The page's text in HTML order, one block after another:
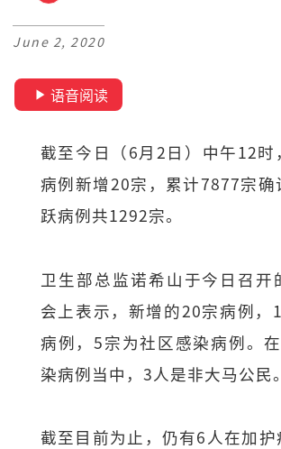
June 2, 2020
语音阅读
截至今日（6月2日）中午12时
病例新增20宗，累计7877宗确
跃病例共1292宗。
卫生部总监诺希山于今日召开
会上表示，新增的20宗病例，
病例，5宗为社区感染病例。
染病例当中，3人是非大马公民。
截至目前为止，仍有6人在加护